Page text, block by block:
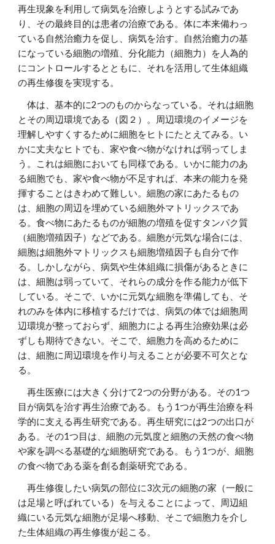
再生現象を利用して病気を治療しようとする試みであ
り、その最終目的は患者の治療である。体に本来備わっ
ている自然治癒力を促し、病気を治す。自然治癒力の基
になっている細胞の増殖、分化能力（細胞力）を人為的
にコントロールするとともに、それを活用して生体組織
の再生修復を実現する。
体は、基本的に2つのものからなっている。それは細胞
とその周辺環境である（図２）。周辺環境のイメージを
理解しやすくするために細胞をヒトにたとえてみる。い
かに丈夫なヒトでも、家や食べ物がなければ弱ってしま
う。これは細胞においても同様である。いかに能力のあ
る細胞でも、家や食べ物が不足すれば、本来の能力を発
揮することはきわめて難しい。細胞の家にあたるもの
は、細胞の周辺を埋めている細胞外マトリックスであ
る。食べ物にあたるものが細胞の増殖を促すタンパク質
（細胞増殖因子）などである。細胞が元気な場合には、
細胞は細胞外マトリックスも細胞増殖因子も自分で作
る。しかしながら、病気や生体組織に損傷があるときに
は、細胞は弱っていて、それらの成分を作る能力が低下
している。そこで、いかに元気な細胞を準備しても、そ
れのみを体内に移植するだけでは、病気の体では細胞周
辺環境が整っておらず、細胞力による再生治療効果は必
ずしも期待できない。そこで、細胞力を高めるために
は、細胞に周辺環境を作り与えることが必要不可欠とな
る。
再生医療には大きく分けて2つの分野がある。その1つ
目が病気を治す再生治療である。もう1つが再生治療を科
学的に支える再生研究である。再生研究には2つの出口が
ある。その1つ目は、細胞の元気度と細胞の天然の食べ物
や家を調べる基礎的な細胞研究である。もう1つが、細胞
の食べ物である薬を創る創薬研究である。
再生修復したい病気の部位に3次元の細胞の家（一般に
は足場と呼ばれている）を与えることによって、周辺組
織にいる元気な細胞が足場へ移動、そこで細胞力を介し
た生体組織の再生修復が起こる。